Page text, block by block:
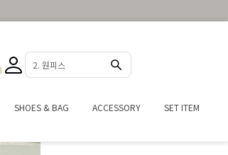
3. 반바지
SHOES & BAG ACCESSORY
SET ITEM